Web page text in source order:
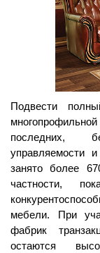
Подвести
последних,
управляемости
занято более
частности,
мебели. При
фабрик
остаются